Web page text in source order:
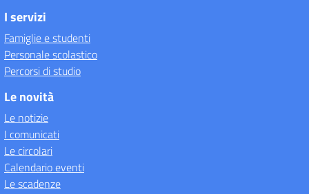
I servizi
Famiglie e studenti
Personale scolastico
Percorsi di studio
Le novità
Le notizie
I comunicati
Le circolari
Calendario eventi
Le scadenze